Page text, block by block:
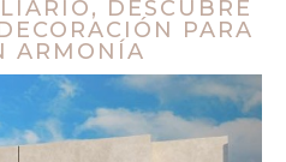
DESCUBRE
PARA
ARMONÍA